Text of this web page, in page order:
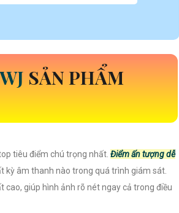
SẢN PHẨM
tiêu điểm chú trọng nhất. Điểm ấn tượng dễ
kỳ âm thanh nào trong quá trình giám sát.
giúp hình ảnh rõ nét ngay cả trong điều